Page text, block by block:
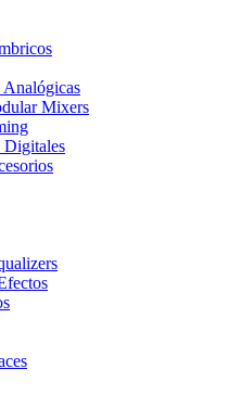
Analógicas
Mixers
Digitales